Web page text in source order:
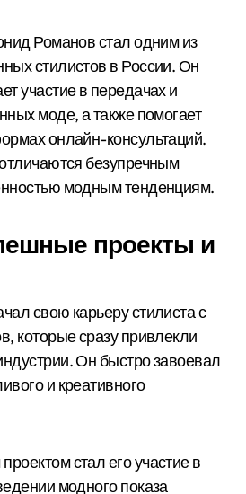
Романов стал одним из
стилистов в России. Он
участие в передачах и
моде, а также помогает
онлайн-консультаций.
безупречным
модным тенденциям.
проекты и
свою карьеру стилиста с
которые сразу привлекли
Он быстро завоевал
и креативного
стал его участие в
модного показа